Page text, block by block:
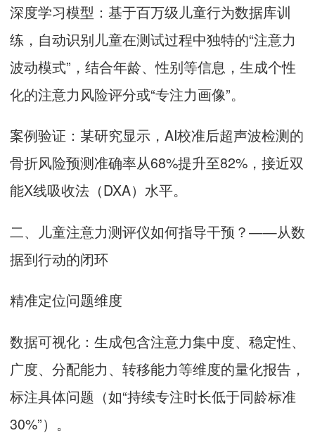
深度学习模型：基于百万级儿童行为数据库训
练，自动识别儿童在测试过程中独特的“注意力
波动模式”，结合年龄、性别等信息，生成个性
化的注意力风险评分或“专注力画像”。
案例验证：某研究显示，AI校准后超声波检测的
骨折风险预测准确率从68%提升至82%，接近双
能X线吸收法（DXA）水平。
二、儿童注意力测评仪如何指导干预？——从数
据到行动的闭环
精准定位问题维度
数据可视化：生成包含注意力集中度、稳定性、
广度、分配能力、转移能力等维度的量化报告，
标注具体问题（如“持续专注时长低于同龄标准
30%”）。